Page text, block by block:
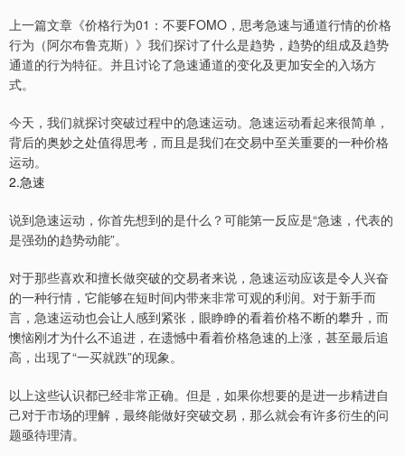
上一篇文章《价格行为01：不要FOMO，思考急速与通道行情的价格
行为（阿尔布鲁克斯）》我们探讨了什么是趋势，趋势的组成及趋势
通道的行为特征。并且讨论了急速通道的变化及更加安全的入场方
式。
今天，我们就探讨突破过程中的急速运动。急速运动看起来很简单，
背后的奥妙之处值得思考，而且是我们在交易中至关重要的一种价格
运动。
2.急速
说到急速运动，你首先想到的是什么？可能第一反应是“急速，代表的
是强劲的趋势动能”。
对于那些喜欢和擅长做突破的交易者来说，急速运动应该是令人兴奋
的一种行情，它能够在短时间内带来非常可观的利润。对于新手而
言，急速运动也会让人感到紧张，眼睁睁的看着价格不断的攀升，而
懊恼刚才为什么不追进，在遗憾中看着价格急速的上涨，甚至最后追
高，出现了“一买就跌”的现象。
以上这些认识都已经非常正确。但是，如果你想要的是进一步精进自
己对于市场的理解，最终能做好突破交易，那么就会有许多衍生的问
题亟待理清。